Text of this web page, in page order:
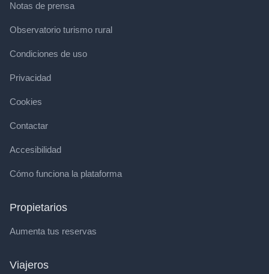
Notas de prensa
Observatorio turismo rural
Condiciones de uso
Privacidad
Cookies
Contactar
Accesibilidad
Cómo funciona la plataforma
Propietarios
Aumenta tus reservas
Viajeros